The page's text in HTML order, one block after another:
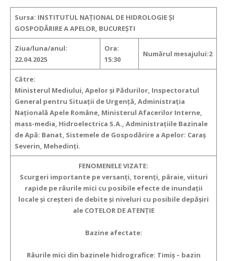
Sursa: INSTITUTUL NAȚIONAL DE HIDROLOGIE ȘI
GOSPODĂRIRE A APELOR, BUCUREȘTI
Ziua/luna/anul:
22.04.2025
Ora:
15:30
Numărul mesajului:2
Către:
Ministerul Mediului, Apelor şi Pădurilor, Inspectoratul
General pentru Situaţii de Urgenţă, Administraţia
Naţională Apele Române, Ministerul Afacerilor Interne,
mass-media, Hidroelectrica S.A., Administraţiile Bazinale
de Apă: Banat, Sistemele de Gospodărire a Apelor: Caraș
Severin, Mehedinți.
FENOMENELE VIZATE:
Scurgeri importante pe versanţi, torenţi, pâraie, viituri
rapide pe râurile mici cu posibile efecte de inundaţii
locale şi creşteri de debite şi niveluri cu posibile depăşiri
ale COTELOR DE ATENŢIE
Bazine afectate:
Râurile mici din bazinele hidrografice: Timiș – bazin